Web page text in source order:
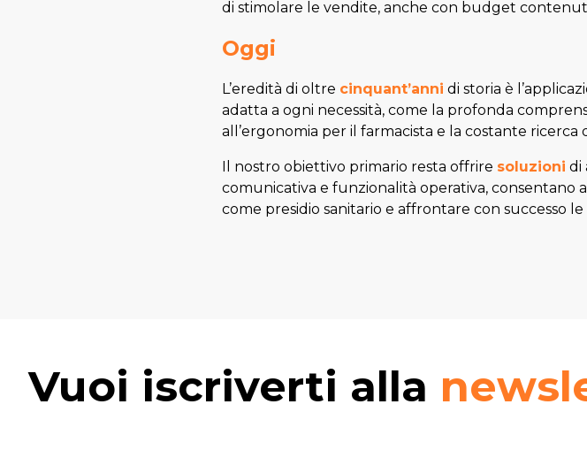
di stimolare le vendite, anche con budget
Oggi
L’eredità di oltre cinquant’anni di storia è
adatta a ogni necessità, come la profonda
all’ergonomia per il farmacista e la costante ricerca
Il nostro obiettivo primario resta offrire soluzioni di
comunicativa e funzionalità operativa, consentano
come presidio sanitario e affrontare con successo
Vuoi iscriverti alla